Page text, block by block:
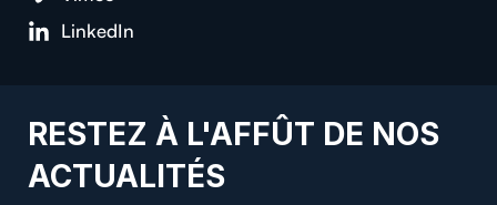
LinkedIn
RESTEZ À L'AFFÛT DE NOS
ACTUALITÉS